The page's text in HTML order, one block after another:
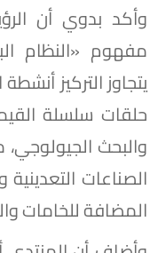
وأكد بدوي أن
مفهوم «النظام
يتجاوز التركيز
حلقات سلسلة
والبحث الجيولوجي،
الصناعات
المضافة للخامات